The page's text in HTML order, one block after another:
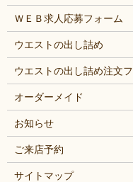
ＷＥＢ求人応募フォーム
ウエストの出し詰め
ウエストの出し詰め注文
オーダーメイド
お知らせ
ご来店予約
サイトマップ